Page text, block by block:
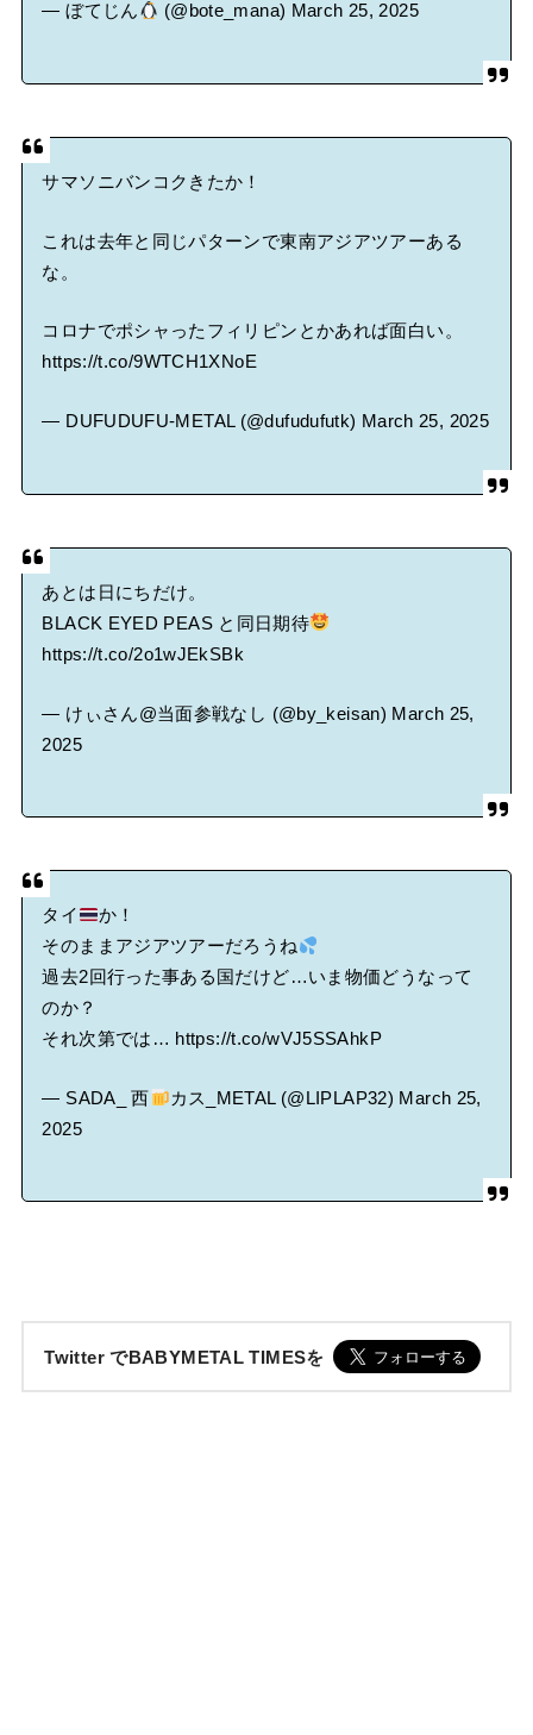
— ぼてじん (@bote_mana) March 25, 2025
サマソニバンコクきたか！
これは去年と同じパターンで東南アジアツアーある
な。
コロナでポシャったフィリピンとかあれば面白い。
https://t.co/9WTCH1XNoE
— DUFUDUFU-METAL (@dufudufutk) March 25, 2025
あとは日にちだけ。
BLACK EYED PEAS と同日期待
https://t.co/2o1wJEkSBk
— けぃさん@当面参戦なし (@by_keisan) March 25,
2025
タイ
か！
そのままアジアツアーだろうね
過去2回行った事ある国だけど…いま物価どうなって
のか？
それ次第では… https://t.co/wVJ5SSAhkP
— SADA_ 西 カス_METAL (@LIPLAP32) March 25,
2025
Twitter でBABYMETAL TIMESを